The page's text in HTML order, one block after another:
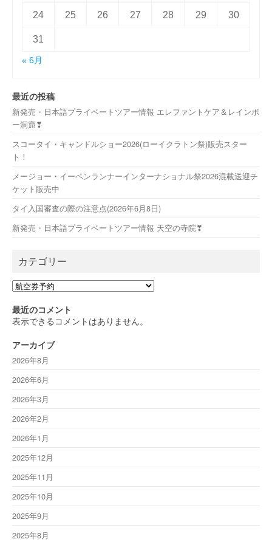
24 25 26 27 28 29 30
31
« 6月
最近の投稿
新発売・日本語プライベートツアー情報 エレファントケア＆レインボ
ー洞窟❣
スコータイ・キャンドルショー2026(ローイクラトン祭)販売スター
ト！
メージョー・イーペンランナーインターナショナル祭2026混載送迎チ
ケット販売中
タイ入国審査の際の注意点(2026年6月8日)
新発売・日本語プライベートツアー情報 天空の寺院❣
カテゴリー
カ
ゴ
リ
最近のコメント
表示できるコメントはありません。
アーカイブ
2026年8月
2026年6月
2026年3月
2026年2月
2026年1月
2025年12月
2025年11月
2025年10月
2025年9月
2025年8月